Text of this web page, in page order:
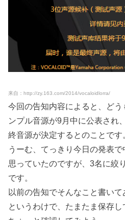
来自：http://zy.163.com/2014/vocaloidlorra/
今回の告知内容によると、ど
ンプル音源が9月中に公表され
終音源が決定するとのことです
うーむ、てっきり今日の発表
思っていたのですが、3名に絞
です。
以前の告知でそんなこと書いて
というわけで、たまたま保存